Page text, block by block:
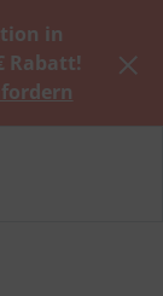
in
Rabatt!